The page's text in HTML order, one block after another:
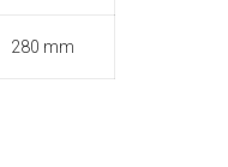
280 mm